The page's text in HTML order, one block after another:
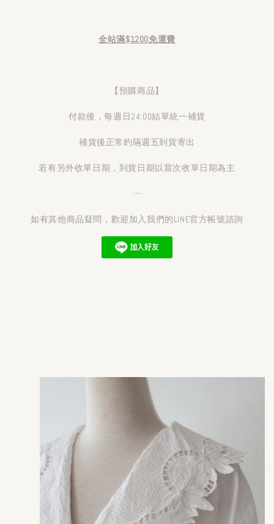
全站滿$1200免運費
【預購商品】
付款後，每週日24:00結單統一補貨
補貨後正常約隔週五到貨寄出
若有另外收單日期，到貨日期以當次收單日期為主
---
如有其他商品疑問，歡迎加入我們的LINE官方帳號諮詢